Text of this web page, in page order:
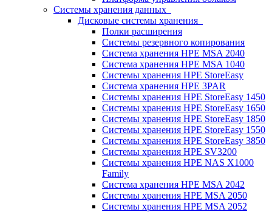
Системы хранения данных
Дисковые системы хранения
Полки расширения
Системы резервного копирования
Система хранения HPE MSA 2040
Система хранения HPE MSA 1040
Системы хранения HPE StoreEasy
Система хранения HPE 3PAR
Системы хранения HPE StoreEasy 1450
Системы хранения HPE StoreEasy 1650
Системы хранения HPE StoreEasy 1850
Системы хранения HPE StoreEasy 1550
Системы хранения HPE StoreEasy 3850
Системы хранения HPE SV3200
Системы хранения HPE NAS X1000
Family
Система хранения HPE MSA 2042
Системы хранения HPE MSA 2050
Системы хранения HPE MSA 2052